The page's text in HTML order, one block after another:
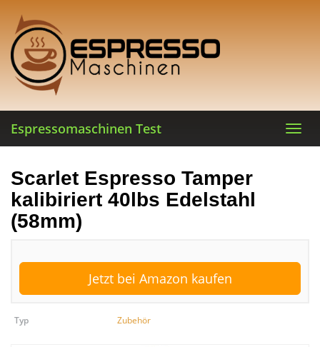
main
content
Espressomaschinen Test
Scarlet Espresso Tamper
kalibiriert 40lbs Edelstahl
(58mm)
Jetzt bei Amazon kaufen
Typ Zubehör